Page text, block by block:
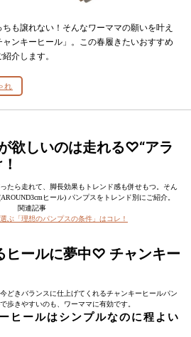
も譲れない！そんなワーママの願いを叶え
ンキーヒール」。この春履きたいおすすめ
介します。
れ
欲しいのは走れる♡“アラ
たら走れて、脚長効果もトレンド感も併せもつ。そん
ヒール) パンプスをトレンド別にご紹介。
関連記事
ぶ「理想のパンプスの条件」はコレ！
ヒールに夢中♡ チャンキー
どきバランスに仕上げてくれるチャンキーヒールパン
歩きやすいのも、ワーママに有効です。
ヒールはシンプルなのに程よい